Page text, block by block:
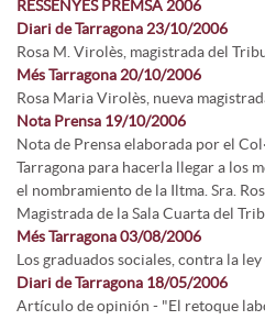
RESSENYES PREMSA 2006
Diari de Tarragona 23/10/2006
Rosa M. Virolès, magistrada del
Més Tarragona 20/10/2006
Rosa Maria Virolès, nueva
Nota Prensa 19/10/2006
Nota de Prensa elaborada por el
Tarragona para hacerla llegar a los
el nombramiento de la Iltma. Sra.
Magistrada de la Sala Cuarta del
Més Tarragona 03/08/2006
Los graduados sociales, contra la
Diari de Tarragona 18/05/2006
Artículo de opinión - "El retoque